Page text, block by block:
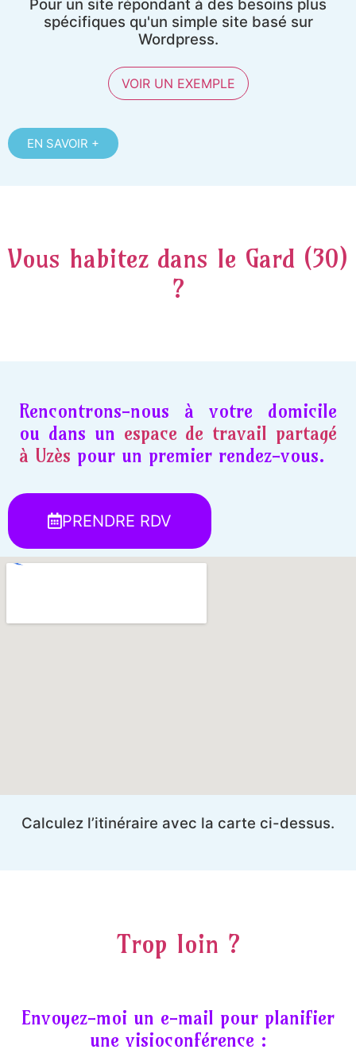
Pour un site répondant à des besoins plus
spécifiques qu'un simple site basé sur
Wordpress.
VOIR UN EXEMPLE
EN SAVOIR +
Vous habitez dans le Gard (30)
?
Rencontrons-nous à votre domicile
ou dans un espace de travail partagé
à Uzès pour un premier rendez-vous.
PRENDRE RDV
Calculez l’itinéraire avec la carte ci-dessus.
Trop loin ?
Envoyez-moi un e-mail pour planifier
une visioconférence :